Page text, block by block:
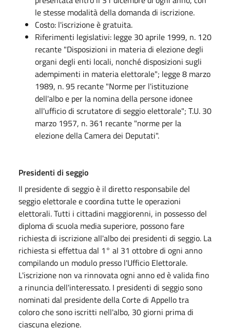
le stesse modalità della domanda di iscrizione.
Costo: l'iscrizione è gratuita.
Riferimenti legislativi: legge 30 aprile 1999, n. 120
recante "Disposizioni in materia di elezione degli
organi degli enti locali, nonché disposizioni sugli
adempimenti in materia elettorale"; legge 8 marzo
1989, n. 95 recante "Norme per l'istituzione
dell'albo e per la nomina della persone idonee
all'ufficio di scrutatore di seggio elettorale"; T.U. 30
marzo 1957, n. 361 recante "norme per la
elezione della Camera dei Deputati".
Presidenti di seggio
Il presidente di seggio è il diretto responsabile del
seggio elettorale e coordina tutte le operazioni
elettorali. Tutti i cittadini maggiorenni, in possesso del
diploma di scuola media superiore, possono fare
richiesta di iscrizione all'albo dei presidenti di seggio. La
richiesta si effettua dal 1° al 31 ottobre di ogni anno
compilando un modulo presso l'Ufficio Elettorale.
L'iscrizione non va rinnovata ogni anno ed è valida fino
a rinuncia dell'interessato. I presidenti di seggio sono
nominati dal presidente della Corte di Appello tra
coloro che sono iscritti nell'albo, 30 giorni prima di
ciascuna elezione.